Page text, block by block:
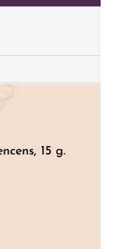
15 g.